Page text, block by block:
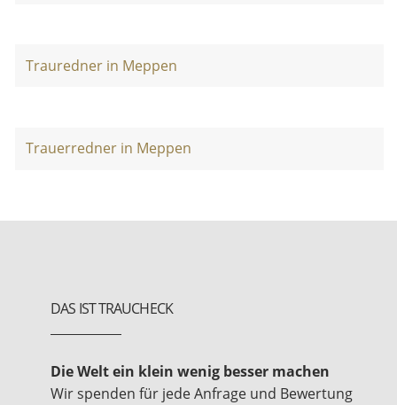
Trauredner in Meppen
Trauerredner in Meppen
DAS IST TRAUCHECK
Die Welt ein klein wenig besser machen
Wir spenden für jede Anfrage und Bewertung